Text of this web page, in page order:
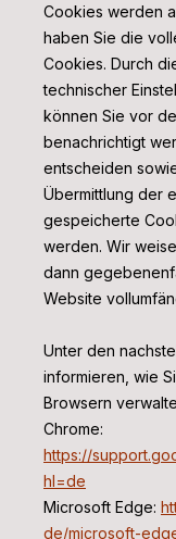
Cookies werden
haben Sie die
Cookies. Durch
technischer
können Sie vor
benachrichtigt
entscheiden
Übermittlung der
gespeicherte
werden. Wir
dann
Website
Unter den
informieren, wie
Browsern
Chrome:
https://
hl=de
Microsoft Edge:
de/microsoft-